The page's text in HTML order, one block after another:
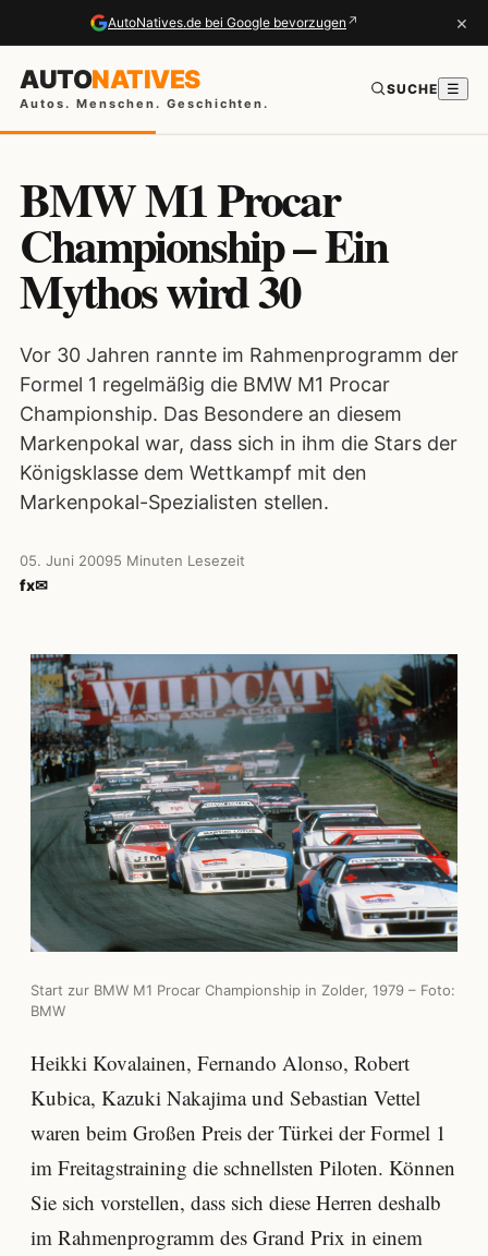
AutoNatives.de bei Google bevorzugen ↗ ×
AUTONATIVES
Autos. Menschen. Geschichten.
SUCHE ☰
BMW M1 Procar
Championship – Ein
Mythos wird 30
Vor 30 Jahren rannte im Rahmenprogramm der
Formel 1 regelmäßig die BMW M1 Procar
Championship. Das Besondere an diesem
Markenpokal war, dass sich in ihm die Stars der
Königsklasse dem Wettkampf mit den
Markenpokal-Spezialisten stellen.
05. Juni 20095 Minuten Lesezeit
fx✉
Start zur BMW M1 Procar Championship in Zolder, 1979 – Foto:
BMW
Heikki Kovalainen, Fernando Alonso, Robert
Kubica, Kazuki Nakajima und Sebastian Vettel
waren beim Großen Preis der Türkei der Formel 1
im Freitagstraining die schnellsten Piloten. Können
Sie sich vorstellen, dass sich diese Herren deshalb
im Rahmenprogramm des Grand Prix in einem